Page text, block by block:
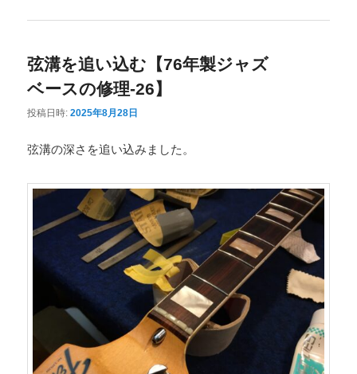
弦溝を追い込む【76年製ジャズ
ベースの修理-26】
投稿日時:2025年8月28日
弦溝の深さを追い込みました。